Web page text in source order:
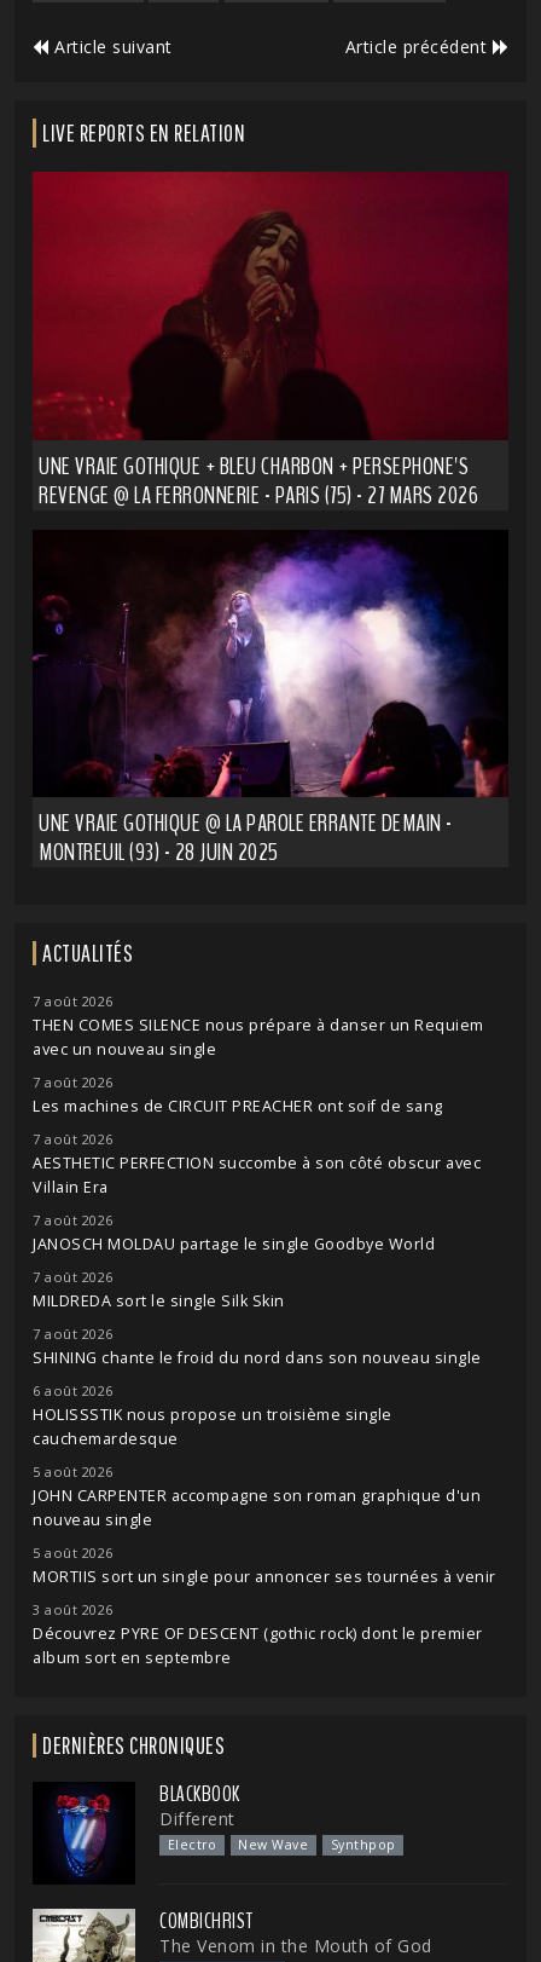
Article suivant Article précédent
LIVE REPORTS EN RELATION
UNE VRAIE GOTHIQUE + BLEU CHARBON + PERSEPHONE'S
REVENGE @ LA FERRONNERIE - PARIS (75) - 27 MARS 2026
UNE VRAIE GOTHIQUE @ LA PAROLE ERRANTE DEMAIN -
MONTREUIL (93) - 28 JUIN 2025
ACTUALITÉS
7 août 2026
THEN COMES SILENCE nous prépare à danser un Requiem
avec un nouveau single
7 août 2026
Les machines de CIRCUIT PREACHER ont soif de sang
7 août 2026
AESTHETIC PERFECTION succombe à son côté obscur avec
Villain Era
7 août 2026
JANOSCH MOLDAU partage le single Goodbye World
7 août 2026
MILDREDA sort le single Silk Skin
7 août 2026
SHINING chante le froid du nord dans son nouveau single
6 août 2026
HOLISSSTIK nous propose un troisième single
cauchemardesque
5 août 2026
JOHN CARPENTER accompagne son roman graphique d'un
nouveau single
5 août 2026
MORTIIS sort un single pour annoncer ses tournées à venir
3 août 2026
Découvrez PYRE OF DESCENT (gothic rock) dont le premier
album sort en septembre
DERNIÈRES CHRONIQUES
BLACKBOOK
Different
Electro New Wave Synthpop
COMBICHRIST
The Venom in the Mouth of God